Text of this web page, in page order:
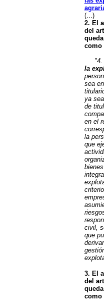
(...)
2. El
del
como
"4.
la
sea
ya
de
en el
la
que
civil,
que
3. El
del
como